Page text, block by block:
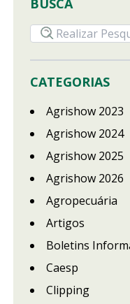
BUSCA
CATEGORIAS
Agrishow 2023
Agrishow 2024
Agrishow 2025
Agrishow 2026
Agropecuária
Artigos
Boletins
Caesp
Clipping